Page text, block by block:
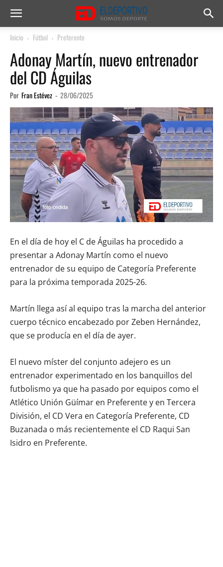
Inicio Fútbol Preferente
Adonay Martín, nuevo entrenador
del CD Águilas
Por Fran Estévez - 28/06/2025
En el día de hoy el C de Águilas ha procedido a
presentar a Adonay Martín como el nuevo
entrenador de su equipo de Categoría Preferente
para la próxima temporada 2025-26.
Martín llega así al equipo tras la marcha del anterior
cuerpo técnico encabezado por Zeben Hernández,
que se producía en el día de ayer.
El nuevo míster del conjunto adejero es un
entrenador experimentado en los banquillos del
futbolismo ya que ha pasado por equipos como el
Atlético Unión Güímar en Preferente y en Tercera
División, el CD Vera en Categoría Preferente, CD
Buzanada o más recientemente el CD Raqui San
Isidro en Preferente.